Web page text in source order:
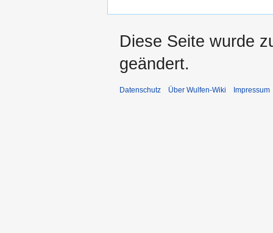
Diese Seite wurde
geändert.
Datenschutz Über Wulfen-Wiki Impressum